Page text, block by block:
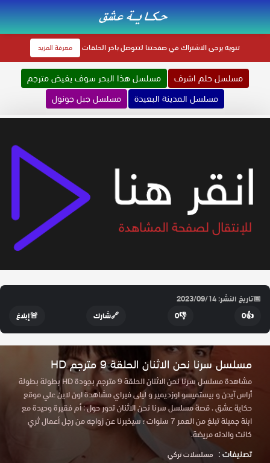
تنويهيرجى الاشتراك في صفحتنا لتتوصل باخر الحلقات معرفة المزيد
مسلسل حلم اشرف
مسلسل هذا البحر سوف يفيض مترجم
مسلسل المدينة البعيدة
مسلسل جبل جونول
📅تاريخ النشر: 2023/09/14
👍
0
👎
0
🔗شارك 🚨إبلاغ
مسلسل سرنا نحن الاثنان الحلقة 9 مترجم HD
مشاهدة مسلسل سرنا نحن الاثنان الحلقة 9 مترجم بجودة HD بطولة بطولة
أراس آيدن و بيستميسو اوزديمير و ليلى فيراي مشاهدة اون لاين علي موقع
حكاية عشق . قصة مسلسل سرنا نحن الاثنان تدور حول : أم فقيرة وحيدة مع
ابنة جميلة تبلغ من العمر 7 سنوات ؛ سيخبرنا عن زواجه من رجل أعمال ثري
كانت والدته مريضة.
تصنيفات : مسلسلات تركي